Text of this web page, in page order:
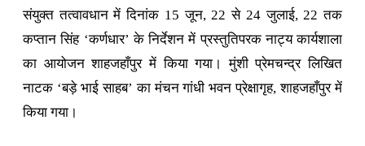
संयुक्त तत्वावधान में दिनांक 15 जून, 22 से 24 जुलाई, 22 तक
कप्तान सिंह ‘कर्णधार’ के निर्देशन में प्रस्तुतिपरक नाट्य कार्यशाला
का आयोजन शाहजहाँपुर में किया गया। मुंशी प्रेमचन्द्र लिखित
नाटक ‘बड़े भाई साहब’ का मंचन गांधी भवन प्रेक्षागृह, शाहजहाँपुर में
किया गया।